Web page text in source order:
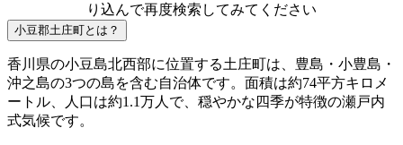
り込んで再度検索してみてください
小豆郡土庄町とは？
香川県の小豆島北西部に位置する土庄町は、豊島・小豊島・
沖之島の3つの島を含む自治体です。面積は約74平方キロメ
ートル、人口は約1.1万人で、穏やかな四季が特徴の瀬戸内
式気候です。